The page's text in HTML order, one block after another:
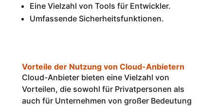
Eine Vielzahl von Tools für Entwickler.
Umfassende Sicherheitsfunktionen.
Vorteile der Nutzung von Cloud-Anbietern
Cloud-Anbieter bieten eine Vielzahl von
Vorteilen, die sowohl für Privatpersonen als
auch für Unternehmen von großer Bedeutung